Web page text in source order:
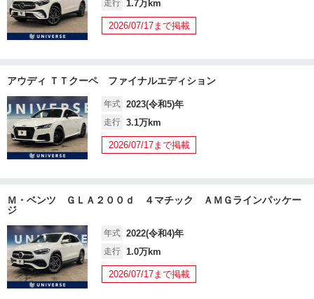
走行 1.7万km
2026/07/17まで掲載
アウディ ＴＴクーペ ファイナルエディション
年式 2023(令和5)年
走行 3.1万km
2026/07/17まで掲載
Ｍ・ベンツ ＧＬＡ２００ｄ ４マチック ＡＭＧラインパッケー
ジ
年式 2022(令和4)年
走行 1.0万km
2026/07/17まで掲載